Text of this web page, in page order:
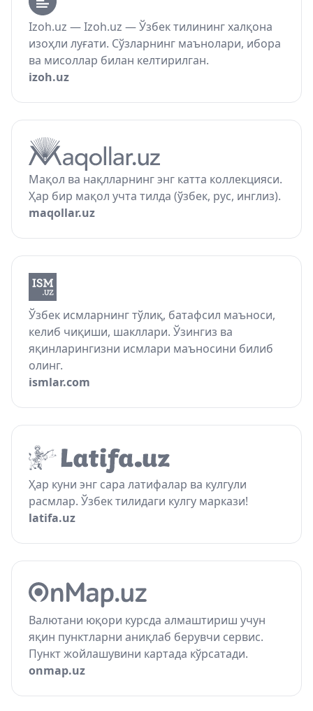
Izoh.uz — Izoh.uz — Ўзбек тилининг халқона
изоҳли луғати. Сўзларнинг маънолари, ибора
ва мисоллар билан келтирилган.
izoh.uz
Мақол ва нақлларнинг энг катта коллекцияси.
Ҳар бир мақол учта тилда (ўзбек, рус, инглиз).
maqollar.uz
Ўзбек исмларнинг тўлиқ, батафсил маъноси,
келиб чиқиши, шакллари. Ўзингиз ва
яқинларингизни исмлари маъносини билиб
олинг.
ismlar.com
Ҳар куни энг сара латифалар ва кулгули
расмлар. Ўзбек тилидаги кулгу маркази!
latifa.uz
Валютани юқори курсда алмаштириш учун
яқин пунктларни аниқлаб берувчи сервис.
Пункт жойлашувини картада кўрсатади.
onmap.uz